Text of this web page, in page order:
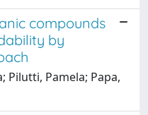
compounds
by
Pilutti, Pamela; Papa,